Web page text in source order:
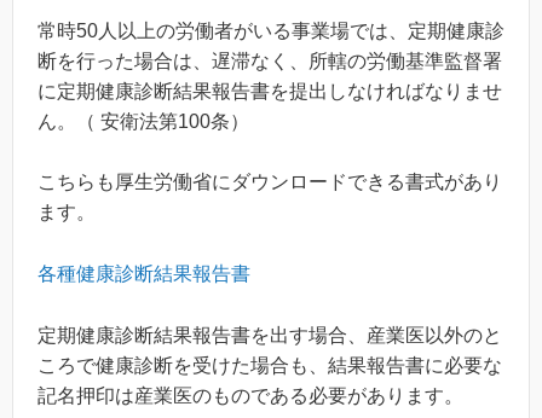
常時50人以上の労働者がいる事業場では、定期健康診
断を行った場合は、遅滞なく、所轄の労働基準監督署
に定期健康診断結果報告書を提出しなければなりませ
ん。（ 安衛法第100条）
こちらも厚生労働省にダウンロードできる書式があり
ます。
各種健康診断結果報告書
定期健康診断結果報告書を出す場合、産業医以外のと
ころで健康診断を受けた場合も、結果報告書に必要な
記名押印は産業医のものである必要があります。